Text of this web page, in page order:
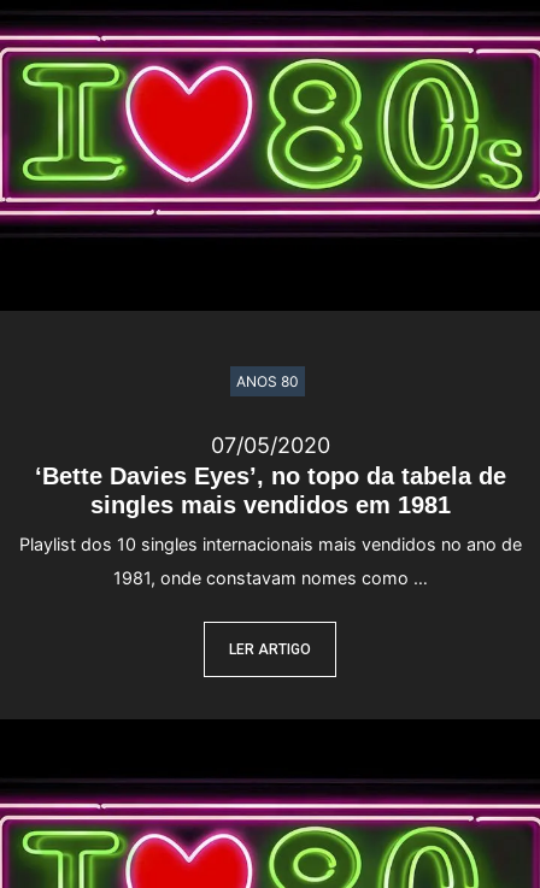
‘Bette Davies Eyes’, no topo da tabela de
singles mais vendidos em 1981
07/05/2020
Playlist dos 10 singles internacionais mais vendidos no ano de
1981, onde constavam nomes como …
LER ARTIGO
ANOS 80